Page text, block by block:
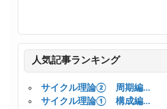
人気記事ランキング
サイクル理論② 周期編...
サイクル理論① 構成編...